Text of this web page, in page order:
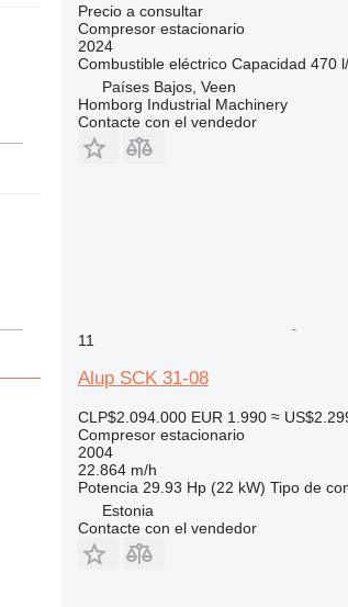
Precio a consultar
Compresor estacionario
2024
Combustible eléctrico Capacidad 470
Países Bajos, Veen
Homborg Industrial Machinery
Contacte con el vendedor
11
Alup SCK 31-08
CLP$2.094.000 EUR 1.990 ≈
Compresor estacionario
2004
22.864 m/h
Potencia 29.93 Hp (22 kW) Tipo de
Estonia
Contacte con el vendedor